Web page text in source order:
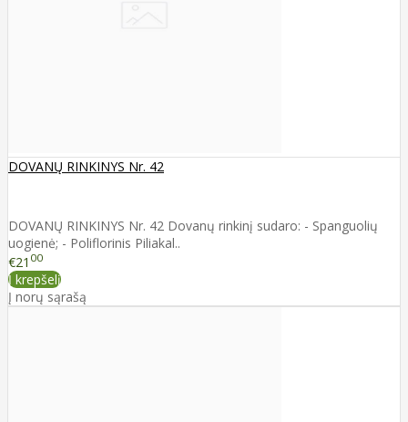
DOVANŲ RINKINYS Nr. 42
DOVANŲ RINKINYS Nr. 42 Dovanų rinkinį sudaro: - Spanguolių
uogienė; - Poliflorinis Piliakal..
€21 00
Į krepšelį
Į norų sąrašą